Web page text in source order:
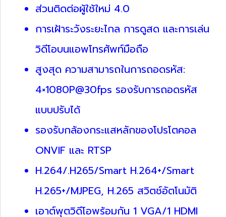
ส่วนติดต่อผู้ใช้ใหม่ 4.0
การเฝ้าระวังระยะไกล การดูสด และการเล่น
วิดีโอบนแอพโทรศัพท์มือถือ
สูงสุด ความสามารถในการถอดรหัส:
4×1080P@30fps รองรับการถอดรหัส
แบบปรับได้
รองรับกล้องกระแสหลักของโปรโตคอล
ONVIF และ RTSP
H.264/.H265/Smart H.264+/Smart
H.265+/MJPEG, H.265 สวิตช์อัตโนมัติ
เอาต์พุตวิดีโอพร้อมกัน 1 VGA/1 HDMI